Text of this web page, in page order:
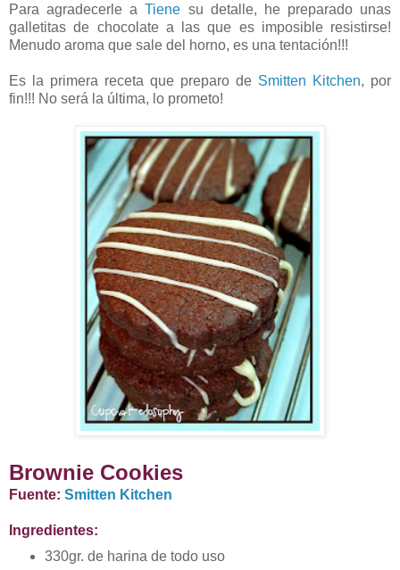
Para agradecerle aTiene su detalle, he preparado unas
galletitas de chocolate a las que es imposible resistirse!
Menudo aroma que sale del horno, es una tentación!!!
Es la primera receta que preparo de Smitten Kitchen, por
fin!!! No será la última, lo prometo!
Brownie Cookies
Fuente: Smitten Kitchen
Ingredientes:
330gr. de harina de todo uso